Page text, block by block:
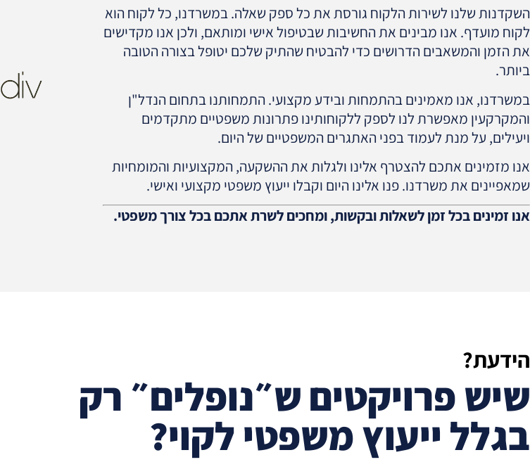
השקדנות שלנו לשירות הלקוח גורסת את כל ספק שאלה. במשרדנו, כל לקוח הוא
לקוח מועדף. אנו מבינים את החשיבות שבטיפול אישי ומותאם, ולכן אנו מקדישים
את הזמן והמשאבים הדרושים כדי להבטיח שהתיק שלכם יטופל בצורה הטובה
ביותר.
במשרדנו, אנו מאמינים בהתמחות ובידע מקצועי. התמחותנו בתחום הנדל"ן
והמקרקעין מאפשרת לנו לספק ללקוחותינו פתרונות משפטיים מתקדמים
ויעילים, על מנת לעמוד בפני האתגרים המשפטיים של היום.
אנו מזמינים אתכם להצטרף אלינו ולגלות את ההשקעה, המקצועיות והמומחיות
שמאפיינים את משרדנו. פנו אלינו היום וקבלו ייעוץ משפטי מקצועי ואישי.
אנו זמינים בכל זמן לשאלות ובקשות, ומחכים לשרת אתכם בכל צורך משפטי.
הידעת?
שיש פרויקטים ש״נופלים״ רק
בגלל ייעוץ משפטי לקוי?